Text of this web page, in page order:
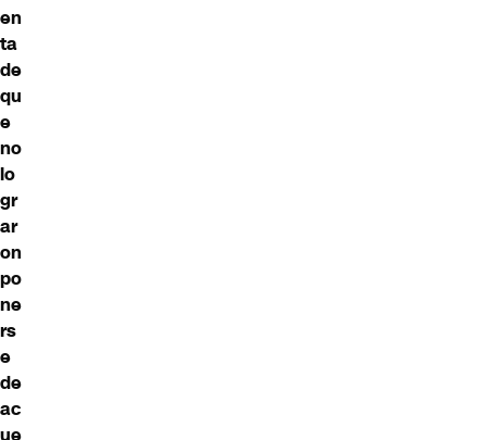
en
ta
de
qu
e
no
lo
gr
ar
on
po
ne
rs
e
de
ac
ue